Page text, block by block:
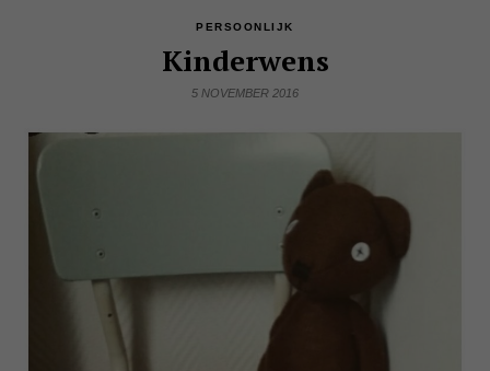
PERSOONLIJK
Kinderwens
5 NOVEMBER 2016